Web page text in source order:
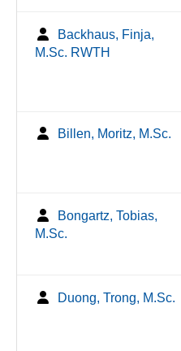
Backhaus, Finja,
M.Sc. RWTH
Billen, Moritz, M.Sc.
Bongartz, Tobias,
M.Sc.
Duong, Trong, M.Sc.